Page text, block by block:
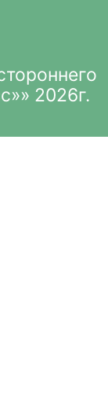
2026г.